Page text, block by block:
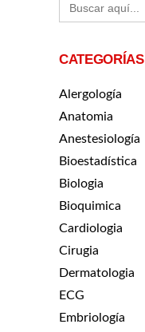
CATEGORÍAS
Alergología
Anatomia
Anestesiología
Bioestadística
Biologia
Bioquimica
Cardiologia
Cirugia
Dermatologia
ECG
Embriología